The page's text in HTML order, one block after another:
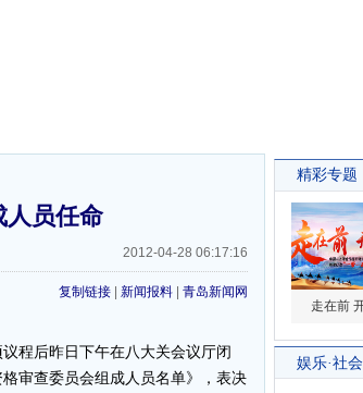
人员任命
2012-04-28 06:17:16
复制链接 新闻报料 青岛新闻网
程后昨日下午在八大关会议厅闭
审查委员会组成人员名单》，表决